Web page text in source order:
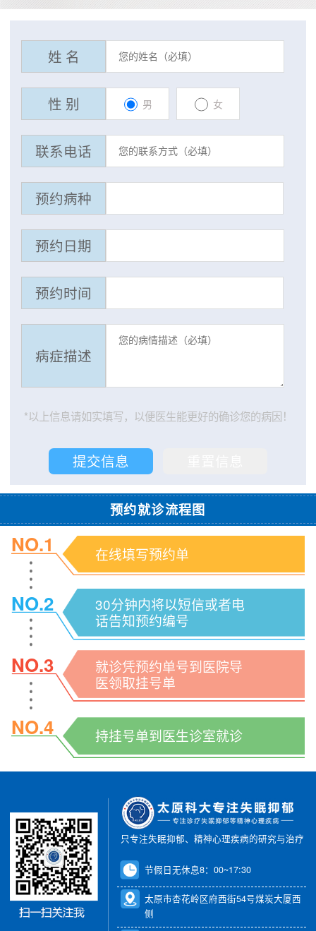
姓 名
性 别 男 女
联系电话
预约病种
预约日期
预约时间
病症描述
*以上信息请如实填写，以便医生能更好的确诊您的病因！
预约就诊流程图
NO.1 在线填写预约单
NO.2
30分钟内将以短信或者电
话告知预约编号
NO.3
就诊凭预约单号到医院导
医领取挂号单
NO.4 持挂号单到医生诊室就诊
只专注失眠抑郁、精神心理疾病的研究与治疗
节假日无休息8：00~17:30
太原市杏花岭区府西街54号煤炭大厦西
侧